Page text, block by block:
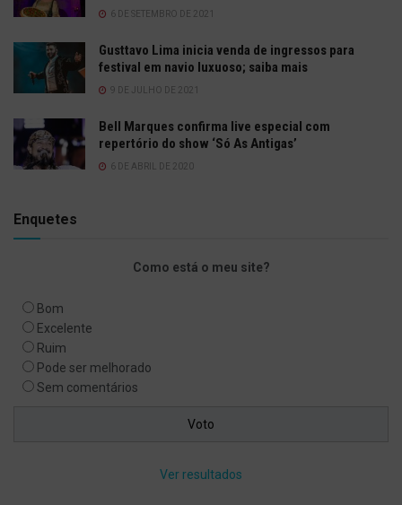
6 DE SETEMBRO DE 2021
Gusttavo Lima inicia venda de ingressos para
festival em navio luxuoso; saiba mais
9 DE JULHO DE 2021
Bell Marques confirma live especial com
repertório do show ‘Só As Antigas’
6 DE ABRIL DE 2020
Enquetes
Como está o meu site?
Bom
Excelente
Ruim
Pode ser melhorado
Sem comentários
Ver resultados